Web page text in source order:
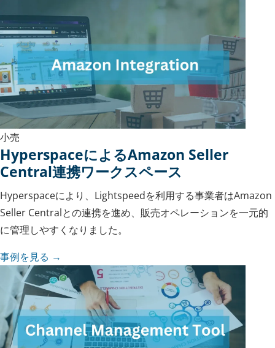
小売
HyperspaceによるAmazon Seller
Central連携ワークスペース
Hyperspaceにより、Lightspeedを利用する事業者はAmazon
Seller Centralとの連携を進め、販売オペレーションを一元的
に管理しやすくなりました。
事例を見る →